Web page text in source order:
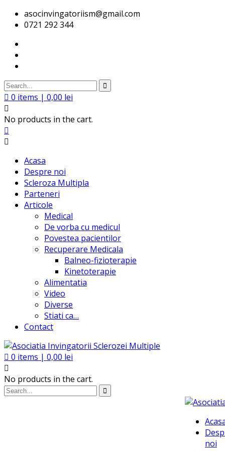
asocinvingatoriism@gmail.com
0721 292 344
0 items | 0,00 lei
No products in the cart.
Acasa
Despre noi
Scleroza Multipla
Parteneri
Articole
Medical
De vorba cu medicul
Povestea pacientilor
Recuperare Medicala
Balneo-fizioterapie
Kinetoterapie
Alimentatia
Video
Diverse
Stiati ca…
Contact
0 items | 0,00 lei
No products in the cart.
noi